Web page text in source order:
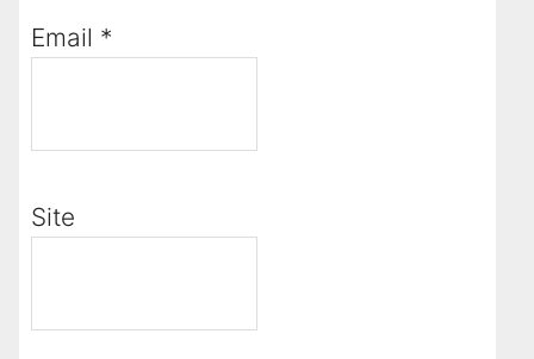
Email *
Site